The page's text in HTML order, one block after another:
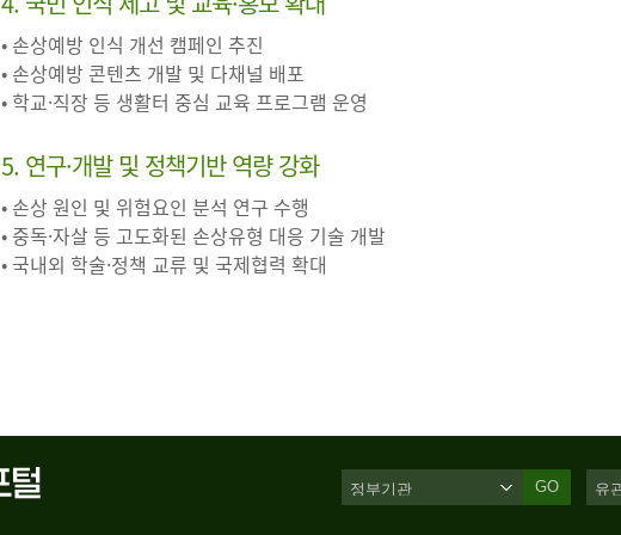
• 손상예방 인식 개선 캠페인 추진
• 손상예방 콘텐츠 개발 및 다채널 배포
• 학교·직장 등 생활터 중심 교육 프로그램 운영
5. 연구·개발 및 정책기반 역량 강화
• 손상 원인 및 위험요인 분석 연구 수행
• 중독·자살 등 고도화된 손상유형 대응 기술 개발
• 국내외 학술·정책 교류 및 국제협력 확대
GO